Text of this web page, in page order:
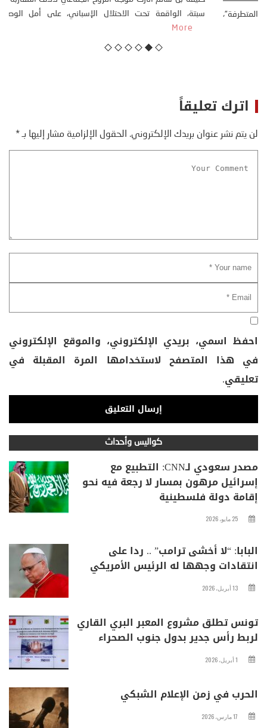
كتب: منذر بالضيافي بدأت قصتي مع التغييرات المناخية ” المتطرفة”،
منذ نهاية ثمانينات القرن الماضي، حين أطردنا ...
اترك تعليقاً
لن يتم نشر عنوان بريدك الإلكتروني. الحقول الإلزامية مشار إليها بـ*
احفظ اسمي، بريدي الإلكتروني، والموقع الإلكتروني
في هذا المتصفح لاستخدامها المرة المقبلة في
تعليقي.
كواليس وأحداث
مصدر سعودي لـCNN: التطبيع مع
إسرائيل مرهون بمسار لا رجعة فيه نحو
إقامة دولة فلسطينية
25 مايو، 2026
البابا: “لا أخشى ترامب” .. ردا على
انتقادات وجهها له الرئيس الأمريكي
13 أبريل، 2026
تونس تطلق مشروع المعبر البري القاري
لربط رأس جدير بدول جنوب الصحراء
1 أبريل، 2026
الحرب في زمن الإعلام الشبكي
17 مارس، 2026